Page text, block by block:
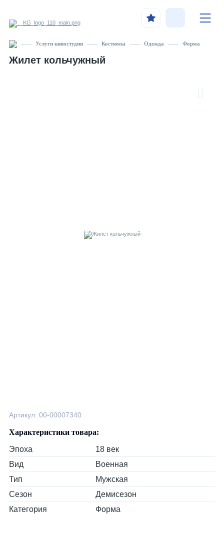
Услуги киностудии Костюмы Одежда Форма
Жилет кольчужный
Артикул: 00-00007340
Характеристики товара:
Эпоха
18 век
Вид
Военная
Тип
Мужская
Сезон
Демисезон
Категория
Форма